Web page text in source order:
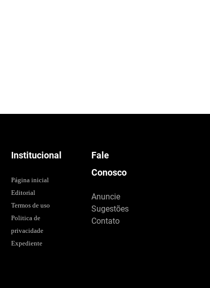
Institucional
Página inicial
Editorial
Termos de uso
Politica de
privacidade
Expediente
Fale
Conosco
Anuncie
Sugestões
Contato